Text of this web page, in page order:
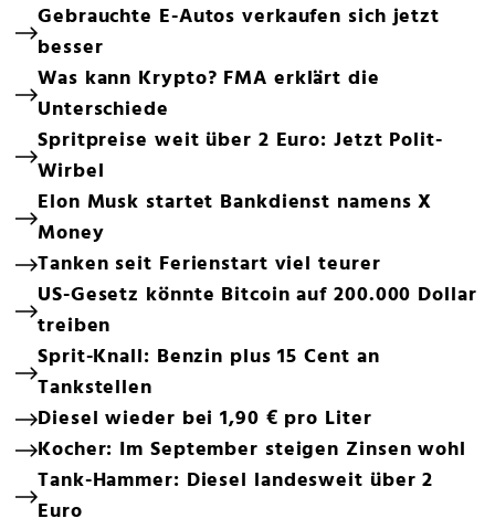
Gebrauchte E-Autos verkaufen sich jetzt
besser
Was kann Krypto? FMA erklärt die
Unterschiede
Spritpreise weit über 2 Euro: Jetzt Polit-
Wirbel
Elon Musk startet Bankdienst namens X
Money
Tanken seit Ferienstart viel teurer
US-Gesetz könnte Bitcoin auf 200.000 Dollar
treiben
Sprit-Knall: Benzin plus 15 Cent an
Tankstellen
Diesel wieder bei 1,90 € pro Liter
Kocher: Im September steigen Zinsen wohl
Tank-Hammer: Diesel landesweit über 2
Euro